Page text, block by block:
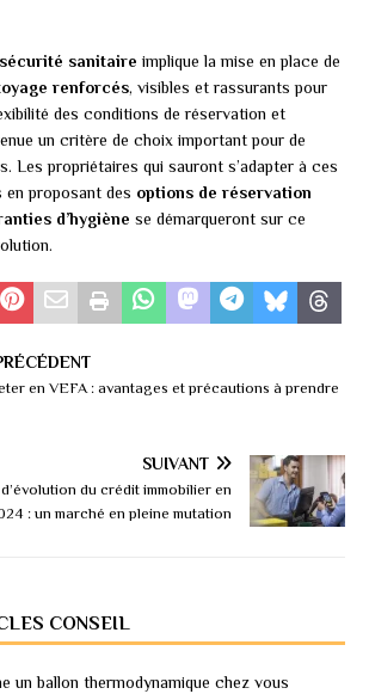
sécurité sanitaire implique la mise en place de
renforcés, visibles et rassurants pour
des conditions de réservation et
un critère de choix important pour de
Les propriétaires qui sauront s’adapter à ces
en proposant des options de réservation
d’hygiène se démarqueront sur ce
en VEFA : avantages et précautions à prendre
SUIVANT
du crédit immobilier en
: un marché en pleine mutation
CONSEIL
un ballon thermodynamique chez vous